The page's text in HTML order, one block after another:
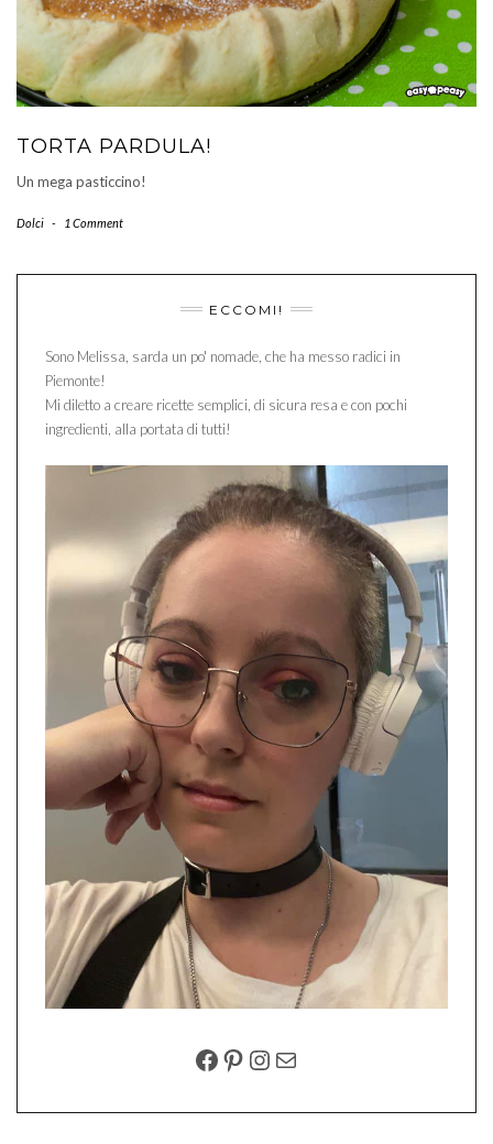
TORTA PARDULA!
Un mega pasticcino!
Dolci - 1 Comment
ECCOMI!
Sono Melissa, sarda un po' nomade, che ha messo radici in
Piemonte!
Mi diletto a creare ricette semplici, di sicura resa e con pochi
ingredienti, alla portata di tutti!
FACEBOOK
PINTEREST
INSTAGRAM
EMAIL